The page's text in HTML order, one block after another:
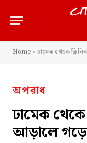
Home »ঢামেক থেকে
অপরাধ
ঢামেক
আড়ালে গড়ে